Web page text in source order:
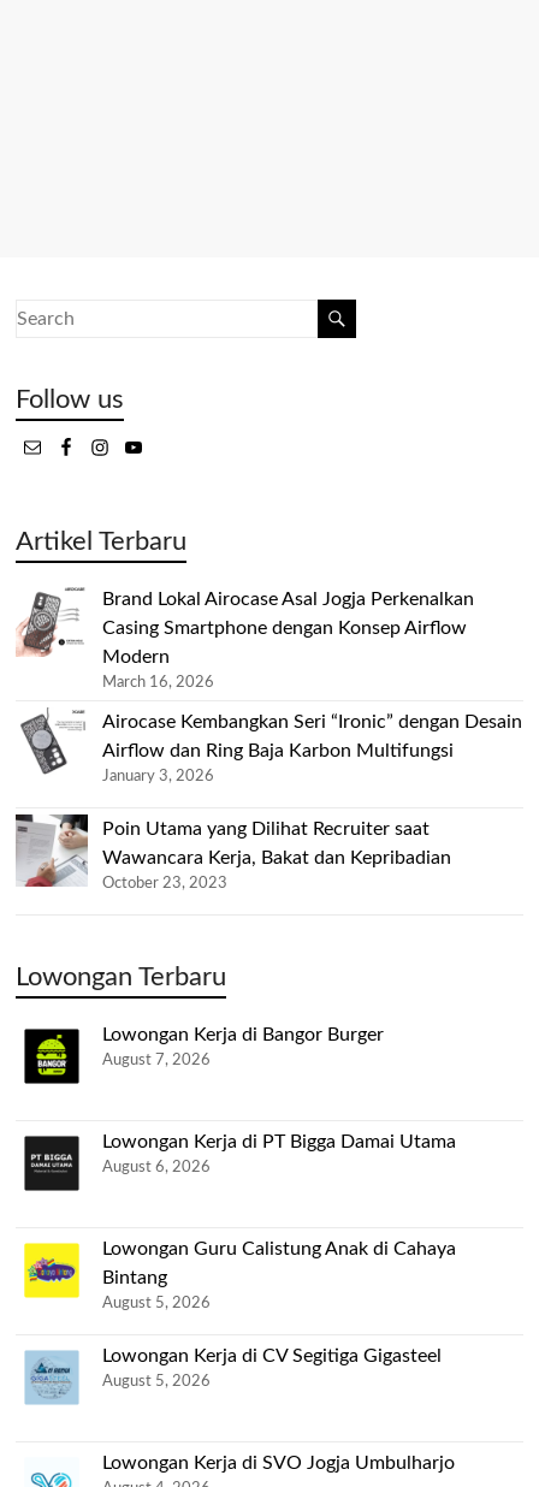
Follow us
Artikel Terbaru
Brand Lokal Airocase Asal Jogja Perkenalkan
Casing Smartphone dengan Konsep Airflow
Modern
March 16, 2026
Airocase Kembangkan Seri “Ironic” dengan Desain
Airflow dan Ring Baja Karbon Multifungsi
January 3, 2026
Poin Utama yang Dilihat Recruiter saat
Wawancara Kerja, Bakat dan Kepribadian
October 23, 2023
Lowongan Terbaru
Lowongan Kerja di Bangor Burger
August 7, 2026
Lowongan Kerja di PT Bigga Damai Utama
August 6, 2026
Lowongan Guru Calistung Anak di Cahaya
Bintang
August 5, 2026
Lowongan Kerja di CV Segitiga Gigasteel
August 5, 2026
Lowongan Kerja di SVO Jogja Umbulharjo